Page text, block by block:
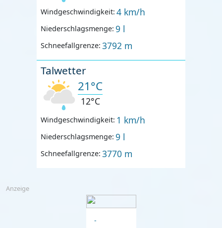
Windgeschwindigkeit: 4 km/h
Niederschlagsmenge: 9 l
Schneefallgrenze: 3792 m
Talwetter
21°C
12°C
Windgeschwindigkeit: 1 km/h
Niederschlagsmenge: 9 l
Schneefallgrenze: 3770 m
Anzeige
-